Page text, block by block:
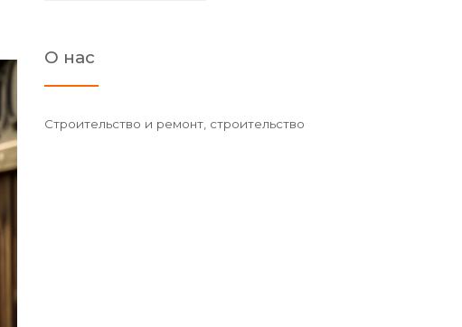
О нас
Строительство и ремонт, строительство